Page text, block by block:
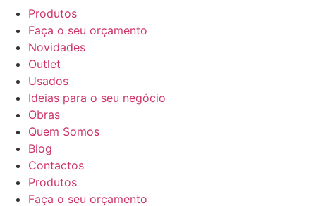
Produtos
Faça o seu orçamento
Novidades
Outlet
Usados
Ideias para o seu negócio
Obras
Quem Somos
Blog
Contactos
Produtos
Faça o seu orçamento